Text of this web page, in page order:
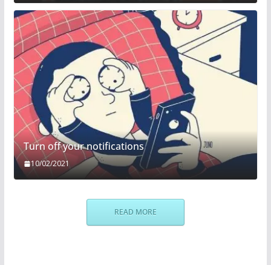
Turn off your notifications
10/02/2021
READ MORE